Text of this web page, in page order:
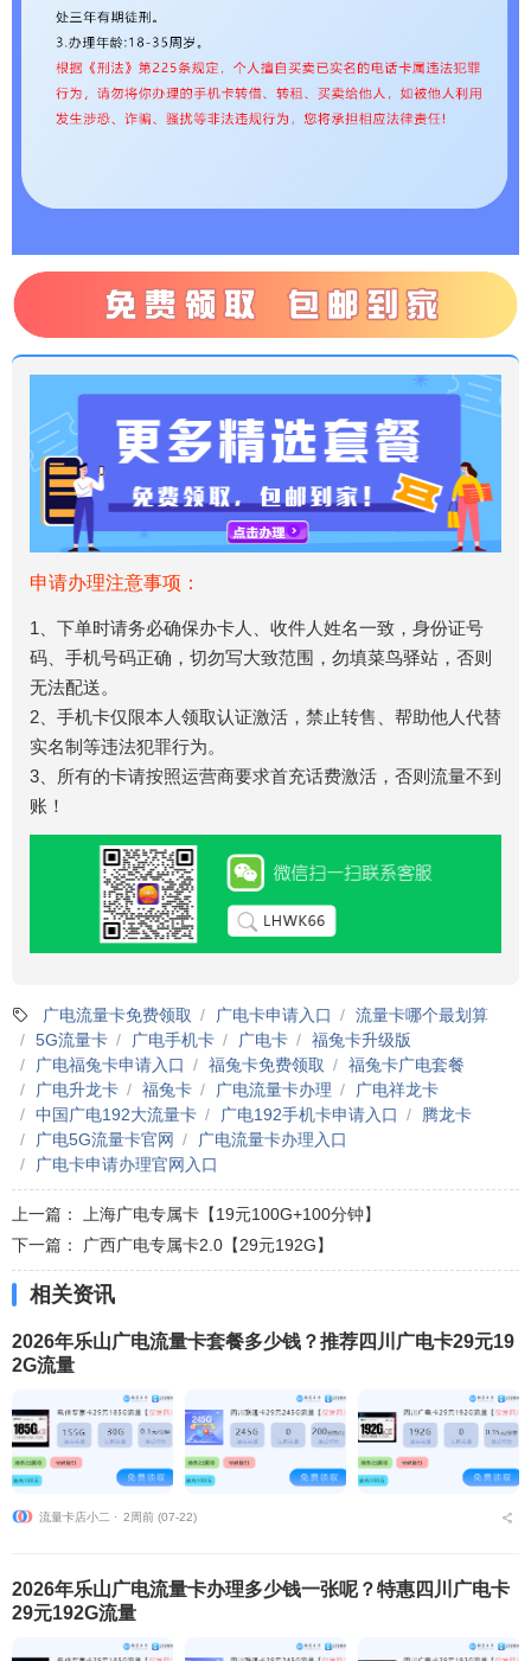
申请办理注意事项：
1、下单时请务必确保办卡人、收件人姓名一致，身份证号
码、手机号码正确，切勿写大致范围，勿填菜鸟驿站，否则
无法配送。
2、手机卡仅限本人领取认证激活，禁止转售、帮助他人代替
实名制等违法犯罪行为。
3、所有的卡请按照运营商要求首充话费激活，否则流量不到
账！
广电流量卡免费领取 广电卡申请入口
流量卡哪个最划算
5G流量卡
广电手机卡 广电卡
福兔卡升级版
广电福兔卡申请入口
福兔卡免费领取
福兔卡广电套餐
广电升龙卡
福兔卡 广电流量卡办理
广电祥龙卡
中国广电192大流量卡
广电192手机卡申请入口
腾龙卡
广电5G流量卡官网
广电流量卡办理入口
广电卡申请办理官网入口
上一篇：
上海广电专属卡【19元100G+100分钟】
下一篇：
广西广电专属卡2.0【29元192G】
相关资讯
2026年乐山广电流量卡套餐多少钱？推荐四川广电卡29元19
2G流量
流量卡店小二 ⋅ 2周前 (07-22)
2026年乐山广电流量卡办理多少钱一张呢？特惠四川广电卡
29元192G流量